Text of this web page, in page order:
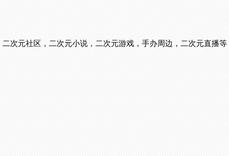
次元社区，二次元小说，二次元游戏，手办周边，二次元直播